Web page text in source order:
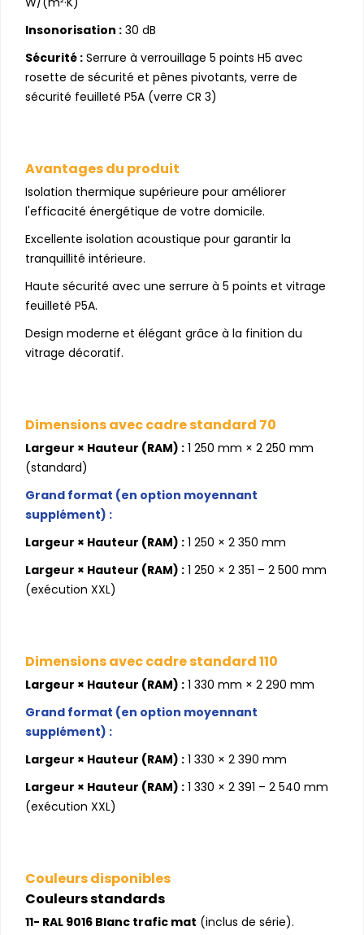
Insonorisation : 30 dB
Sécurité : Serrure à verrouillage 5 points H5 avec
rosette de sécurité et pênes pivotants, verre de
sécurité feuilleté P5A (verre CR 3)
Avantages du produit
Isolation thermique supérieure pour améliorer
l'efficacité énergétique de votre domicile.
Excellente isolation acoustique pour garantir la
tranquillité intérieure.
Haute sécurité avec une serrure à 5 points et vitrage
feuilleté P5A.
Design moderne et élégant grâce à la finition du
vitrage décoratif.
Dimensions avec cadre standard 70
Largeur × Hauteur (RAM) : 1 250 mm × 2 250 mm
(standard)
Grand format (en option moyennant
supplément) :
Largeur × Hauteur (RAM) : 1 250 × 2 350 mm
Largeur × Hauteur (RAM) : 1 250 × 2 351 – 2 500 mm
(exécution XXL)
Dimensions avec cadre standard 110
Largeur × Hauteur (RAM) : 1 330 mm × 2 290 mm
Grand format (en option moyennant
supplément) :
Largeur × Hauteur (RAM) : 1 330 × 2 390 mm
Largeur × Hauteur (RAM) : 1 330 × 2 391 – 2 540 mm
(exécution XXL)
Couleurs disponibles
Couleurs standards
11- RAL 9016 Blanc trafic mat (inclus de série).